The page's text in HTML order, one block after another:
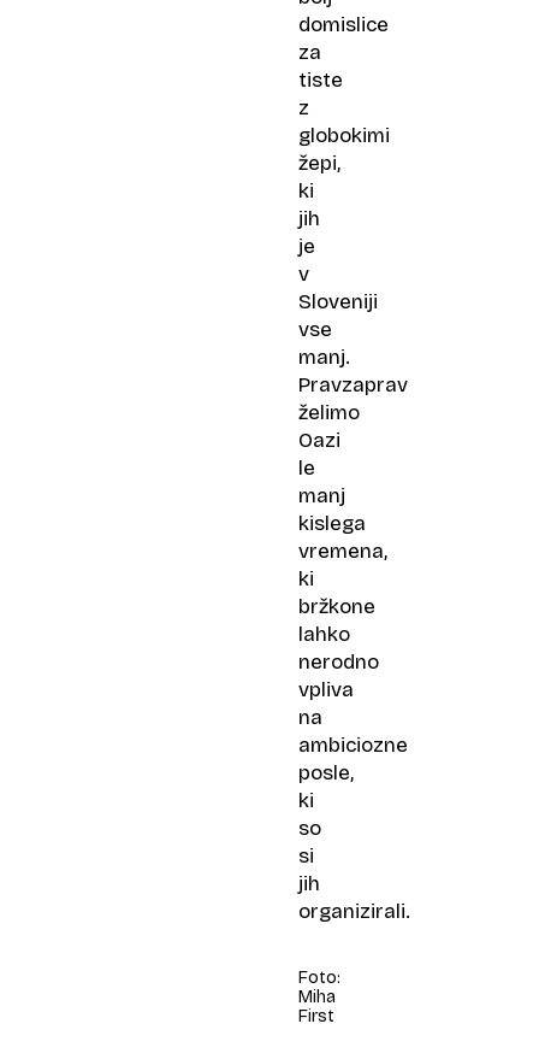
domislice
za
tiste
z
globokimi
žepi,
ki
jih
je
v
Sloveniji
vse
manj.
Pravzaprav
želimo
Oazi
le
manj
kislega
vremena,
ki
bržkone
lahko
nerodno
vpliva
na
ambiciozne
posle,
ki
so
si
jih
organizirali.
Foto:
Miha
First